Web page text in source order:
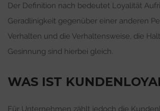
Der Definition nach bedeutet Loyalität
Geradlinigkeit gegenüber einer anderen
Verhalten und die Verhaltensweise, die
Gesinnung sind hierbei gleich.
WAS IST
Für Unternehmen zählt jedoch die